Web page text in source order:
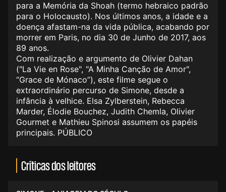
para a Memória da Shoah (termo hebraico padrão
para o Holocausto). Nos últimos anos, a idade e a
doença afastam-na da vida pública, acabando por
morrer em Paris, no dia 30 de Junho de 2017, aos
89 anos.
Com realização e argumento de Olivier Dahan
("La Vie en Rose", "A Minha Canção de Amor",
“Grace de Mónaco”), este filme segue o
extraordinário percurso de Simone, desde a
infância à velhice. Elsa Zylberstein, Rebecca
Marder, Élodie Bouchez, Judith Chemla, Olivier
Gourmet e Mathieu Spinosi assumem os papéis
principais. PÚBLICO
Críticas dos leitores